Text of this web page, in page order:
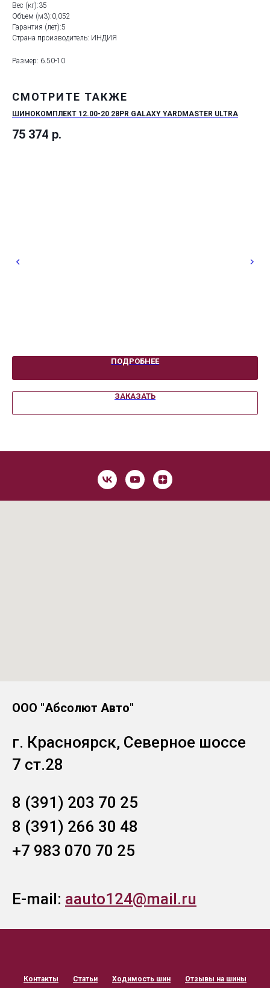
Вес (кг):35
Объем (м3):0,052
Гарантия (лет):5
Страна производитель: ИНДИЯ
Размер: 6.50-10
СМОТРИТЕ ТАКЖЕ
ШИНОКОМПЛЕКТ 12.00-20 28PR GALAXY YARDMASTER ULTRA
75 374 р.
ПОДРОБНЕЕ
ЗАКАЗАТЬ
ООО "Абсолют Авто"
г. Красноярск, Северное шоссе
7 ст.28
8 (391) 203 70 25
8 (391) 266 30 48
+7 983 070 70 25
E-mail: aauto124@mail.ru
Контакты Статьи Ходимость шин
Отзывы на шины